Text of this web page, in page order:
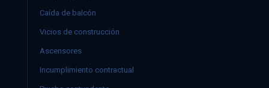
Caída de balcón
Vicios de construcción
Ascensores
Incumplimiento contractual